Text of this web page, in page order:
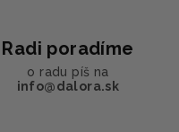
Radi poradíme
o radu píš na
info@dalora.sk